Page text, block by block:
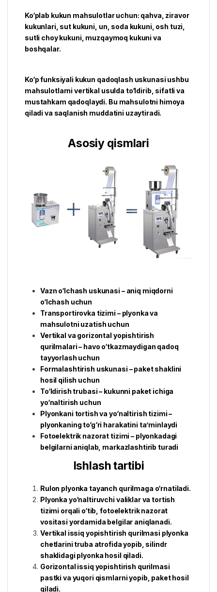
Ko‘plab kukun mahsulotlar uchun: qahva, ziravor
kukunlari, sut kukuni, un, soda kukuni, osh tuzi,
sutli choy kukuni, muzqaymoq kukuni va
boshqalar.
Ko‘p funksiyali kukun qadoqlash uskunasi ushbu
mahsulotlarni vertikal usulda to‘ldirib, sifatli va
mustahkam qadoqlaydi. Bu mahsulotni himoya
qiladi va saqlanish muddatini uzaytiradi.
Asosiy qismlari
Vazn o‘lchash uskunasi – aniq miqdorni
o‘lchash uchun
Transportirovka tizimi – plyonka va
mahsulotni uzatish uchun
Vertikal va gorizontal yopishtirish
qurilmalari – havo o‘tkazmaydigan qadoq
tayyorlash uchun
Formalashtirish uskunasi – paket shaklini
hosil qilish uchun
To‘ldirish trubasi – kukunni paket ichiga
yo‘naltirish uchun
Plyonkani tortish va yo‘naltirish tizimi –
plyonkaning to‘g‘ri harakatini ta’minlaydi
Fotoelektrik nazorat tizimi – plyonkadagi
belgilarni aniqlab, markazlashtirib turadi
Ishlash tartibi
Rulon plyonka tayanch qurilmaga o‘rnatiladi.
Plyonka yo‘naltiruvchi valiklar va tortish
tizimi orqali o‘tib, fotoelektrik nazorat
vositasi yordamida belgilar aniqlanadi.
Vertikal issiq yopishtirish qurilmasi plyonka
chetlarini truba atrofida yopib, silindr
shaklidagi plyonka hosil qiladi.
Gorizontal issiq yopishtirish qurilmasi
pastki va yuqori qismlarni yopib, paket hosil
qiladi.